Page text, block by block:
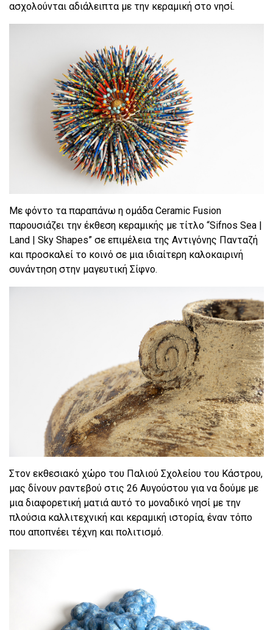
ασχολούνται αδιάλειπτα με την κεραμική στο νησί.
Με φόντο τα παραπάνω η ομάδα Ceramic Fusion
παρουσιάζει την έκθεση κεραμικής με τίτλο “Sifnos Sea |
Land | Sky Shapes” σε επιμέλεια της Αντιγόνης Πανταζή
και προσκαλεί το κοινό σε μια ιδιαίτερη καλοκαιρινή
συνάντηση στην μαγευτική Σίφνο.
Στον εκθεσιακό χώρο του Παλιού Σχολείου του Κάστρου,
μας δίνουν ραντεβού στις 26 Αυγούστου για να δούμε με
μια διαφορετική ματιά αυτό το μοναδικό νησί με την
πλούσια καλλιτεχνική και κεραμική ιστορία, έναν τόπο
που αποπνέει τέχνη και πολιτισμό.